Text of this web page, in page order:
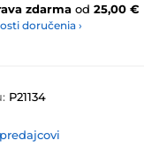
zdarma od 25,00 €
doručenia ›
P21134